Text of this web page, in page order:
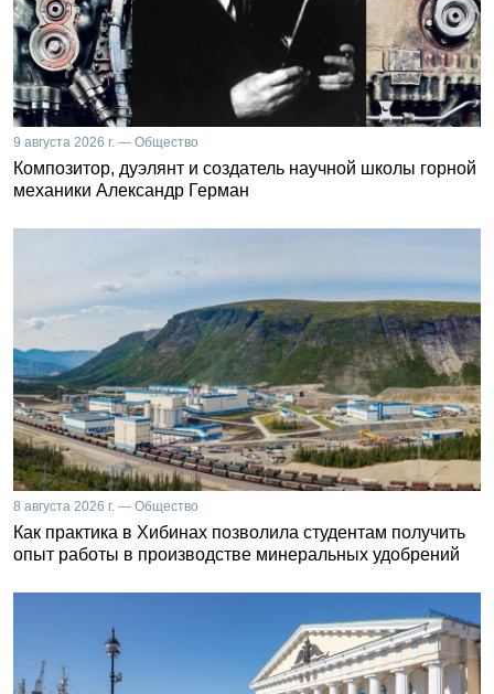
9 августа 2026 г. — Общество
Композитор, дуэлянт и создатель научной школы горной
механики Александр Герман
8 августа 2026 г. — Общество
Как практика в Хибинах позволила студентам получить
опыт работы в производстве минеральных удобрений